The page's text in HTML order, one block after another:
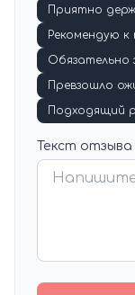
Приятно
Рекомендую к
Обязательно
Превзошло
Подходящий
Текст отзыва